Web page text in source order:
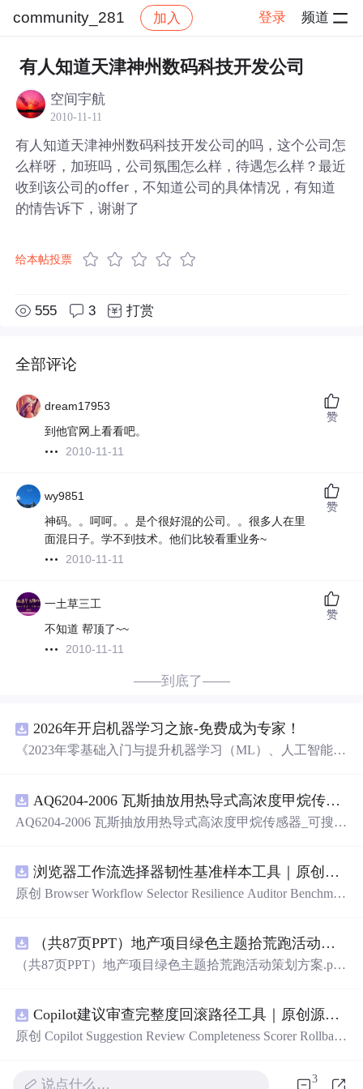
community_281 加入 登录 频道
社区 community_281 帖子详情
有人知道天津神州数码科技开发公司
空间宇航
2010-11-11
有人知道天津神州数码科技开发公司的吗，这个公司怎
么样呀，加班吗，公司氛围怎么样，待遇怎么样？最近
收到该公司的offer，不知道公司的具体情况，有知道
的情告诉下，谢谢了
给本帖投票
555 3 打赏
全部评论
dream17953
到他官网上看看吧。
2010-11-11
赞
wy9851
神码。。呵呵。。是个很好混的公司。。很多人在里
面混日子。学不到技术。他们比较看重业务~
2010-11-11
赞
一土草三工
不知道 帮顶了~~
2010-11-11
赞
——到底了——
2026年开启机器学习之旅-免费成为专家！
《2023年零基础入门与提升机器学习（ML）、人工智能
AQ6204-2006 瓦斯抽放用热导式高浓度甲烷传感器-可搜索.pdf
AQ6204-2006 瓦斯抽放用热导式高浓度甲烷传感器_可搜
浏览器工作流选择器韧性基准样本工具｜原创源码+测试+离线报告
原创 Browser Workflow Selector Resilience Auditor Benchmar
建立固定样本、权重和验收区间，比较不同批次的准确
率、覆盖率与效率；本地网页、JSON/HTML/SVG报告、
图、README、运行说明、MIT License及原创授权声明。
适合开发者进行工程预检、质量审查和交付复核；Node.js
18+可直接运行，零第三方运行依赖。
（共87页PPT）地产项目绿色主题拾荒跑活动策划方案.pptx
（共87页PPT）地产项目绿色主题拾荒跑活动策划方案.ppt
Copilot建议审查完整度回滚路径工具｜原创源码+测试+离线报告
原创 Copilot Suggestion Review Completeness Scorer Rollback
说点什么… 3